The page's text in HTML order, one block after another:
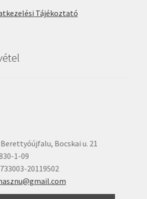
Tájékoztató
Bocskai u. 21
1-09
20119502